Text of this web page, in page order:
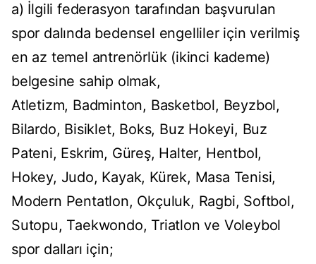
a) İlgili federasyon tarafından başvurulan
spor dalında bedensel engelliler için verilmiş
en az temel antrenörlük (ikinci kademe)
belgesine sahip olmak,
Atletizm, Badminton, Basketbol, Beyzbol,
Bilardo, Bisiklet, Boks, Buz Hokeyi, Buz
Pateni, Eskrim, Güreş, Halter, Hentbol,
Hokey, Judo, Kayak, Kürek, Masa Tenisi,
Modern Pentatlon, Okçuluk, Ragbi, Softbol,
Sutopu, Taekwondo, Triatlon ve Voleybol
spor dalları için;